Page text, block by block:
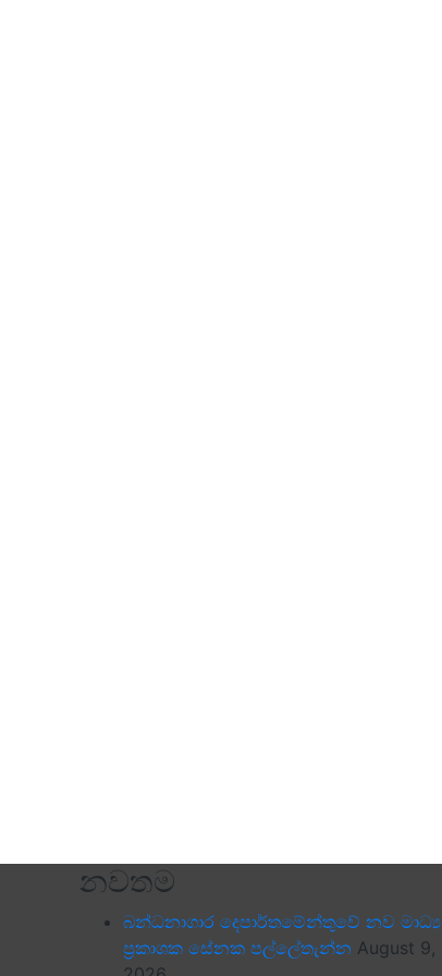
නවතම
බන්ධනාගාර දෙපාර්තමේන්තුවේ නව මාධ්‍ය
ප්‍රකාශක සේනක පල්ලේතැන්න August 9,